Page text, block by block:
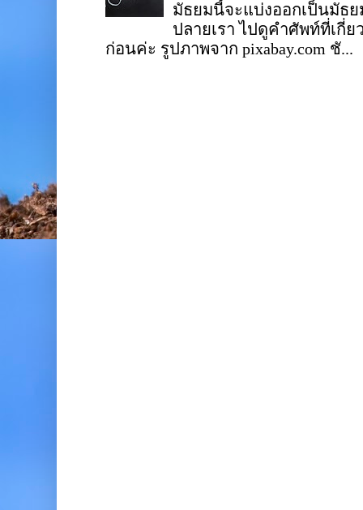
มัธยมนี้จะแบ่งออกเป็นมัธ
ปลายเรา ไปดูคำศัพท์ที่เกี่
ก่อนค่ะ รูปภาพจาก pixabay.com ชั...